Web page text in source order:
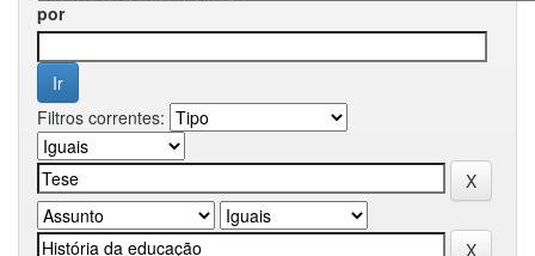
por
Filtros correntes: